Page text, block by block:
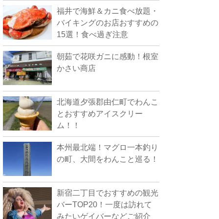
福井で海鮮＆カニ食べ放題・
バイキングのお店おすすめの
15選！食べ過ぎ注意
朝茹で花咲ガニに感動！根室
かさい商店
北海道夕張郡由仁町でわんこ
とおすすめアイスクリー
ム！！
本州最北端！マグロ一本釣り
の町、大間をわんこと巡る！
新宿二丁目でおすすめの観光
バーTOP20！一度は訪れて
みたいゲイバーなどご紹介